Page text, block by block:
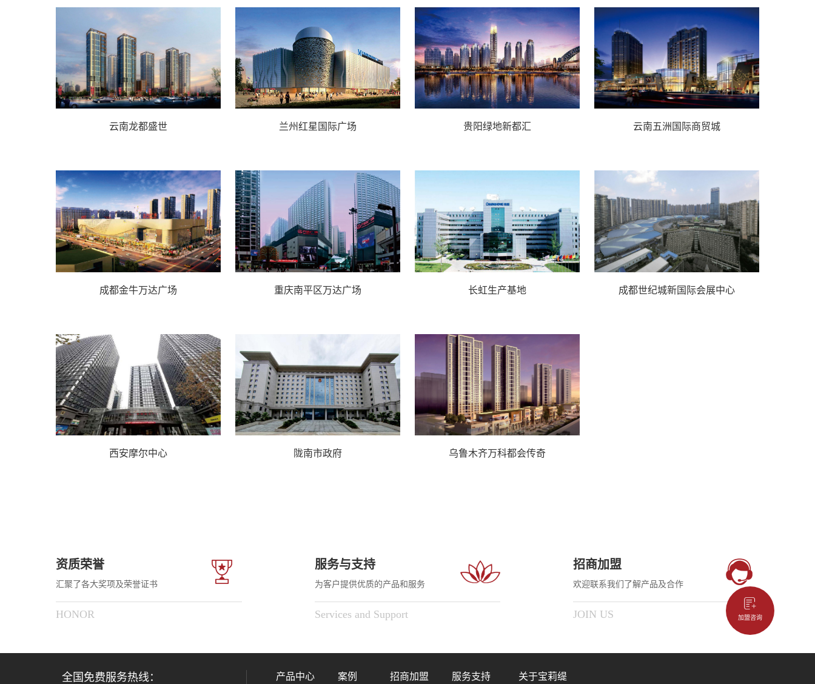
云南龙都盛世 兰州红星国际广场 贵阳绿地新都汇 云南五洲国际商贸城
成都金牛万达广场 重庆南平区万达广场 长虹生产基地 成都世纪城新国际会展中心
西安摩尔中心 陇南市政府 乌鲁木齐万科都会传奇
资质荣誉
汇聚了各大奖项及荣誉证书
HONOR
服务与支持
为客户提供优质的产品和服务
Services and Support
招商加盟
欢迎联系我们了解产品及合作
JOIN US
全国免费服务热线： 产品中心 案例 招商加盟 服务支持 关于宝莉缇
加盟咨询